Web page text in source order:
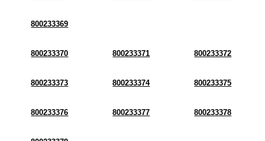
800233369
800233370 800233371 800233372
800233373 800233374 800233375
800233376 800233377 800233378